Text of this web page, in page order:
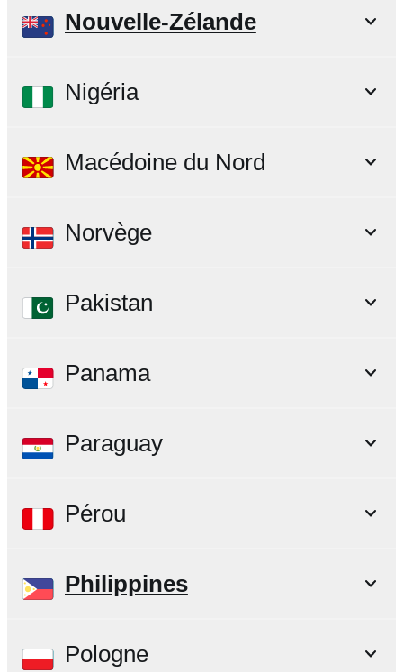
Nouvelle-Zélande
Nigéria
Macédoine du Nord
Norvège
Pakistan
Panama
Paraguay
Pérou
Philippines
Pologne